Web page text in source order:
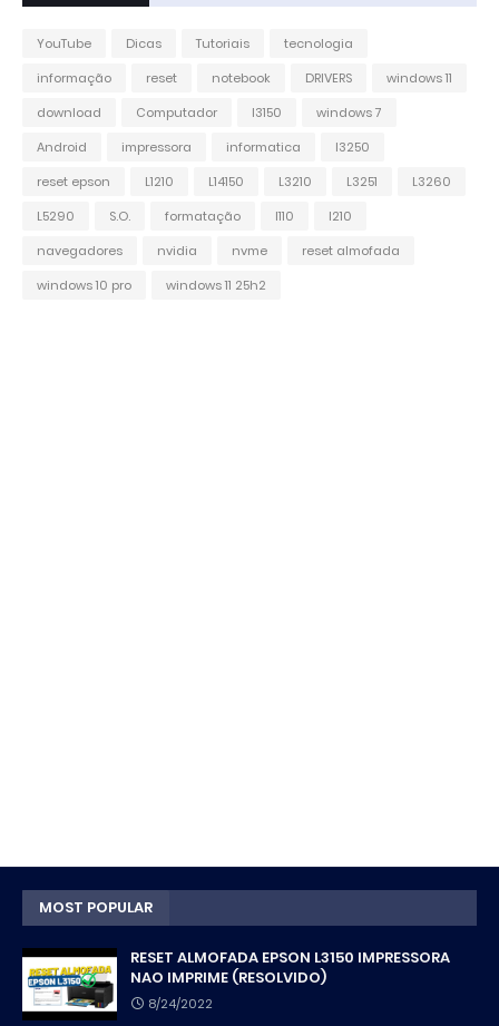
YouTube Dicas Tutoriais
tecnologia
informação
reset notebook DRIVERS
windows 11
download
Computador l3150
windows 7
Android
impressora informatica
l3250
reset epson
L1210 L14150 L3210 L3251
L3260
L5290
S.O. formatação l110
l210
navegadores
nvidia nvme
reset almofada
windows 10 pro
windows 11 25h2
MOST POPULAR
RESET ALMOFADA EPSON L3150 IMPRESSORA
NAO IMPRIME (RESOLVIDO)
8/24/2022